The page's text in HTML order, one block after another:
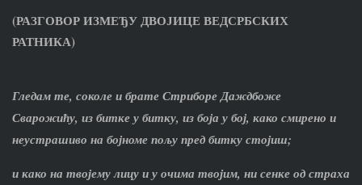
(РАЗГОВОР ИЗМЕЂУ ДВОЈИЦЕ ВЕДСРБСКИХ
РАТНИКА)
Гледам те, соколе и брате Стриборе Даждбоже
Сварожићу, из битке у битку, из боја у бој, како смирено и
неустрашиво на бојноме пољу пред битку стојиш;
и како на твојему лицу и у очима твојим, ни сенке од страха